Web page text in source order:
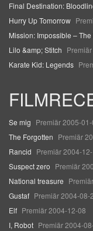
Final Destination:
Hurry Up Tomorrow
Mission: Impossible –
Lilo &amp; Stitch
Karate Kid: Legends
Se mig Premiär 2005-
The Forgotten Premiär
Rancid Premiär 2004-
Suspect zero Premiär
National treasure
Gustaf Premiär 2004-08-
Elf Premiär 2004-12-08
I, Robot Premiär 2004-